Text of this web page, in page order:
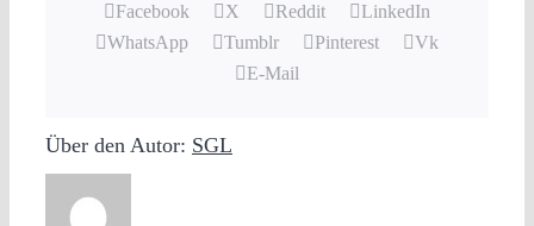
Facebook X Reddit
LinkedIn
WhatsApp
Tumblr Pinterest
Vk
E-Mail
Über den Autor: SGL